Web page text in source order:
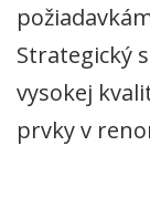
Strategický
vysokej
prvky v